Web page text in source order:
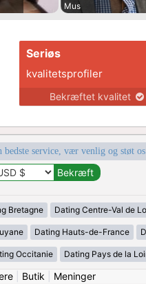
Mus
Seriøs
kvalitetsprofiler
Bekræftet kvalitet
service, vær venlig og støt os
Bretagne Dating Centre-Val de
Dating Hauts-de-France
Occitanie Dating Pays de la
| Butik Meninger